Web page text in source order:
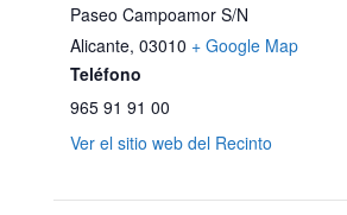
Paseo Campoamor S/N
Alicante, 03010 + Google Map
Teléfono
965 91 91 00
Ver el sitio web del Recinto